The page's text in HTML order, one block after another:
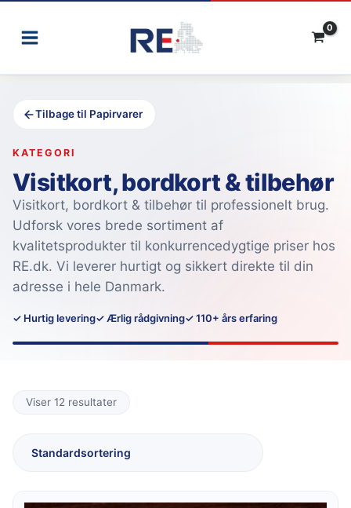
Tilbage til Papirvarer
KATEGORI
Visitkort, bordkort & tilbehør
Visitkort, bordkort & tilbehør til professionelt brug.
Udforsk vores brede sortiment af
kvalitetsprodukter til konkurrencedygtige priser hos
RE.dk. Vi leverer hurtigt og sikkert direkte til din
adresse i hele Danmark.
✓ Hurtig levering✓ Ærlig rådgivning✓ 110+ års erfaring
Viser 12 resultater